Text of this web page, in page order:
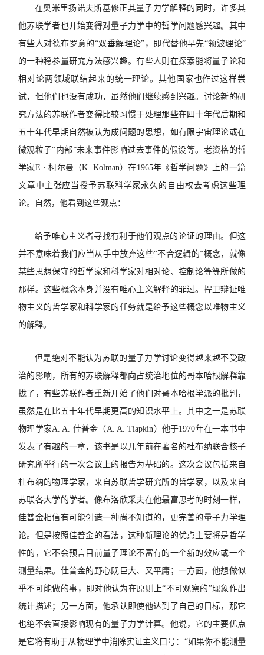
在奥米里扬诺夫斯基修正其量子力学解释的同时，许多其
他苏联学者也开始变得对量子力学中的哲学问题感兴趣。其中
有些人对德布罗意的“双垂解理论”，即代替他早先“领波理论”
的一种稳参量研究方法感兴趣。有些人则在探索能将量子论和
相对论两领域联结起来的统一理论。其他国家也作过这样尝
试，但他们也没有成功，虽然他们继续感到兴趣。讨论新的研
究方法的苏联作者变得比较习惯于处理那些在四十年代后期和
五十年代早期自然被认为成问题的思想，如有限宇宙理论或在
微观粒子“内部”未来事件影响过去事件的假设等。老资格的哲
学家E · 柯尔曼（K. Kolman）在1965年《哲学问题》上的一篇
文章中主张应当授予苏联科学家永久的自 由权去考虑这些理
论。自然，他看到这些观点：
给予唯心主义者寻找有利于他们观点的论证的理由。但这
并不意味着我们应当从手中放弃这些“不合逻辑的”概念，就像
某些思想保守的哲学家和科学家对相对论、控制论等等所做的
那样。这些概念本身并没有唯心主义解释的罪过。 捍卫辩证唯
物主义的哲学家和科学家的任务就是给予这些概念以唯物主义
的解释。
但是绝对不能认为苏联的量子力学讨论变得越来越不受政
治的影响， 所有的苏联解释都向占统治地位的哥本哈根解释靠
拢了，有些苏联作者重新开始了他们对哥本哈根学派的批判，
虽然是在比五十年代早期更高的知识水平上。其中之一是苏联
物理学家A. A. 佳普金（A. A. Tiapkin）他于1970年在一本书中
发表了有趣的一章，该书是以几年前在著名的杜布纳联合核子
研究所举行的一次会议上的报告为基础的。这次会议包括来自
杜布纳的物理学家，来自苏联哲学研究所的哲学家 ，以及来自
苏联各大学的学者。像布洛欣采夫在他最富思考的时刻一样，
佳普金相信有可能创造一种尚不知道的，更完善的量子力学理
论。但是按照佳普金的看法，这种新理论的优点主要将是哲学
性的，它不会预言目前量子理论不富有的一个新的效应或一个
测量结果。佳普金的野心既巨大、又平庸；一方面，他想做似
乎不可能做的事，即对他认为在原则上“不可观察的”现象作出
统计描述；另一方面，他承认即使他达到了自己的目标，那它
也绝不会直接影响现有的量子力学计算。他说，它的主要优点
是它将有助于从物理学中消除实证主义口号 ： “如果你不能测量